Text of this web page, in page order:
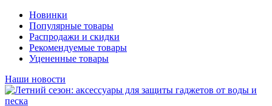
Новинки
Популярные товары
Распродажи и скидки
Рекомендуемые товары
Уцененные товары
Наши новости